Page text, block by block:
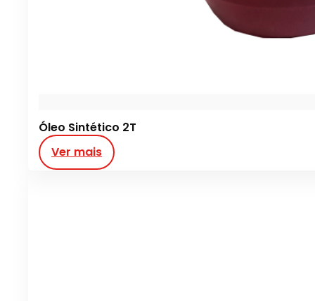
Óleo Sintético 2T
Ver mais